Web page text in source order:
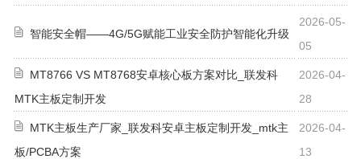
智能安全帽——4G/5G赋能工业安全防护智能化升级
2026-05-
05
MT8766 VS MT8768安卓核心板方案对比_联发科
MTK主板定制开发
2026-04-
28
MTK主板生产厂家_联发科安卓主板定制开发_mtk主
板/PCBA方案
2026-04-
13